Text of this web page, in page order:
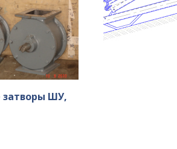
ШУ,